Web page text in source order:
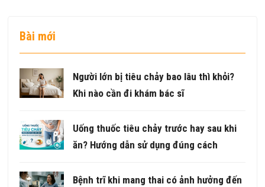
Bài mới
Người lớn bị tiêu chảy bao lâu thì khỏi?
Khi nào cần đi khám bác sĩ
Uống thuốc tiêu chảy trước hay sau khi
ăn? Hướng dẫn sử dụng đúng cách
Bệnh trĩ khi mang thai có ảnh hưởng đến